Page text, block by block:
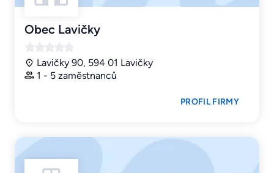
Obec Lavičky
Lavičky 90, 594 01 Lavičky
1 - 5 zaměstnanců
PROFIL FIRMY